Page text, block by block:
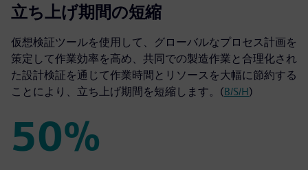
33%
立ち上げ期間の短縮
仮想検証ツールを使用して、グローバルなプロセス計画を
策定して作業効率を高め、共同での製造作業と合理化され
た設計検証を通じて作業時間とリソースを大幅に節約する
ことにより、立ち上げ期間を短縮します。(B/S/H)
50%